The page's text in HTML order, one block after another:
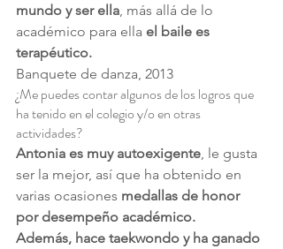
mundo y ser ella , más allá de lo
académico para ella el baile es
terapéutico.
Banquete de danza, 2013
¿Me puedes contar algunos de los logros que
ha tenido en el colegio y/o en otras
actividades?
Antonia es muy autoexigente , le gusta
ser la mejor, así que ha obtenido en
varias ocasiones medallas de honor
por desempeño académico.
Además, hace taekwondo y ha ganado